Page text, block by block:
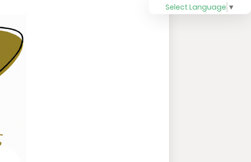
Select Language ▼